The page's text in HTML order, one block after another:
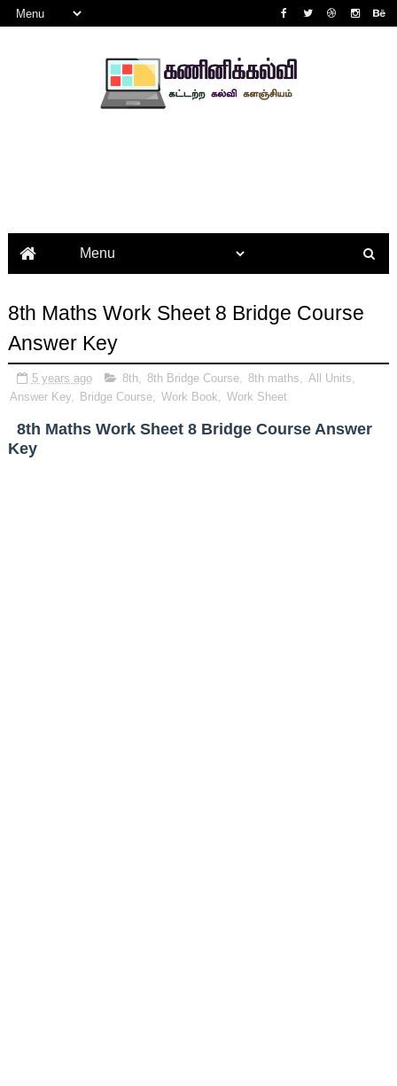
8th Maths Work Sheet 8 Bridge Course
Answer Key
5 years ago 8th, 8th Bridge Course, 8th maths All Units
Answer Key, Bridge Course, Work Book Work Sheet
8th Maths Work Sheet 8 Bridge Course Answer
Key